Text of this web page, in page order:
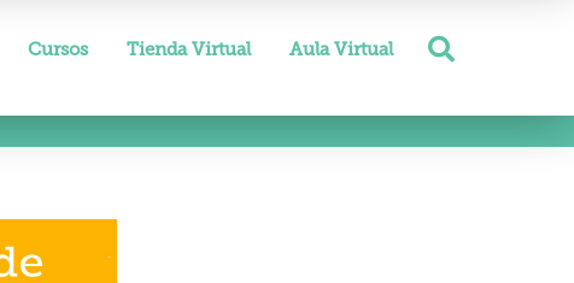
Cursos Tienda Virtual Aula Virtual